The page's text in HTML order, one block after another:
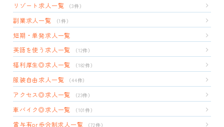
リゾート求人一覧 （3件）
副業求人一覧 （1件）
短期・単発求人一覧
英語を使う求人一覧
（12件）
福利厚生◎求人一覧 （182件）
服装自由求人一覧 （44件）
アクセス◎求人一覧 （23件）
車バイク◎求人一覧 （101件）
賞与有or歩合制求人一覧 （72件）